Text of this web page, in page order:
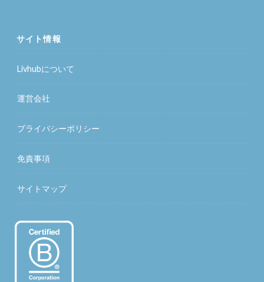
サイト情報
Livhubについて
運営会社
プライバシーポリシー
免責事項
サイトマップ